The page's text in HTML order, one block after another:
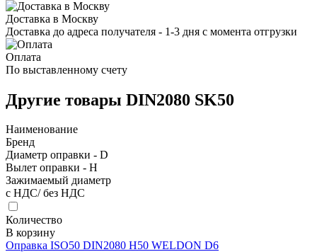
Доставка в Москву
Доставка до адреса получателя - 1-3 дня с момента отгрузки
Оплата
По выставленному счету
Другие товары DIN2080 SK50
Наименование
Бренд
Диаметр оправки - D
Вылет оправки - H
Зажимаемый диаметр
с НДС/ без НДС
Количество
В корзину
Оправка ISO50 DIN2080 H50 WELDON D6